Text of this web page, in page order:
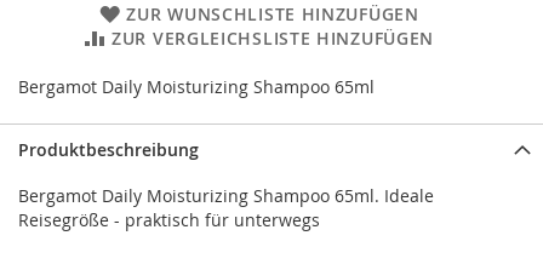
ZUR WUNSCHLISTE HINZUFÜGEN
ZUR VERGLEICHSLISTE HINZUFÜGEN
Bergamot Daily Moisturizing Shampoo 65ml
Produktbeschreibung
Bergamot Daily Moisturizing Shampoo 65ml. Ideale
Reisegröße - praktisch für unterwegs